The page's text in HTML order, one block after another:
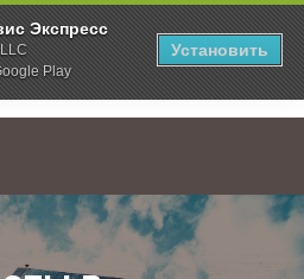
Экспресс
Play
Установить
График работы в выходные дни